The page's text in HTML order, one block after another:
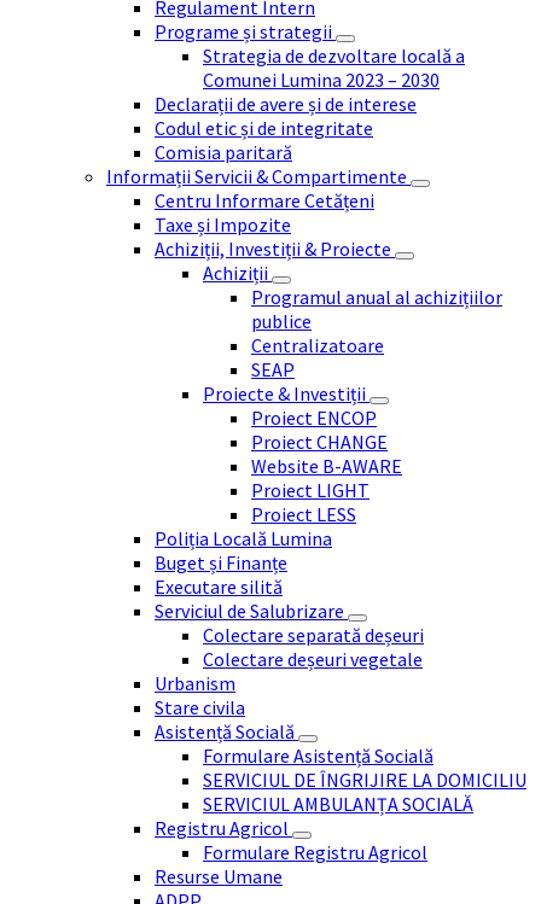
Regulament Intern
Programe și strategii
Strategia de dezvoltare locală a
Comunei Lumina 2023 – 2030
Declarații de avere și de interese
Codul etic și de integritate
Comisia paritară
Informații Servicii & Compartimente
Centru Informare Cetățeni
Taxe și Impozite
Achiziții, Investiții & Proiecte
Achiziții
Programul anual al achizițiilor
publice
Centralizatoare
SEAP
Proiecte & Investiții
Proiect ENCOP
Proiect CHANGE
Website B-AWARE
Proiect LIGHT
Proiect LESS
Poliția Locală Lumina
Buget și Finanțe
Executare silită
Serviciul de Salubrizare
Colectare separată deșeuri
Colectare deșeuri vegetale
Urbanism
Stare civila
Asistență Socială
Formulare Asistență Socială
SERVICIUL DE ÎNGRIJIRE LA DOMICILIU
SERVICIUL AMBULANȚA SOCIALĂ
Registru Agricol
Formulare Registru Agricol
Resurse Umane